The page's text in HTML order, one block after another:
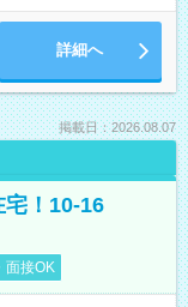
詳細へ
掲載日：2026.08.07
宅！10-16
面接OK